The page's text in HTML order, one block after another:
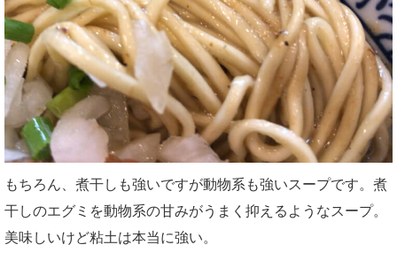
もちろん、煮干しも強いですが動物系も強いスープです。煮
干しのエグミを動物系の甘みがうまく抑えるようなスープ。
美味しいけど粘土は本当に強い。